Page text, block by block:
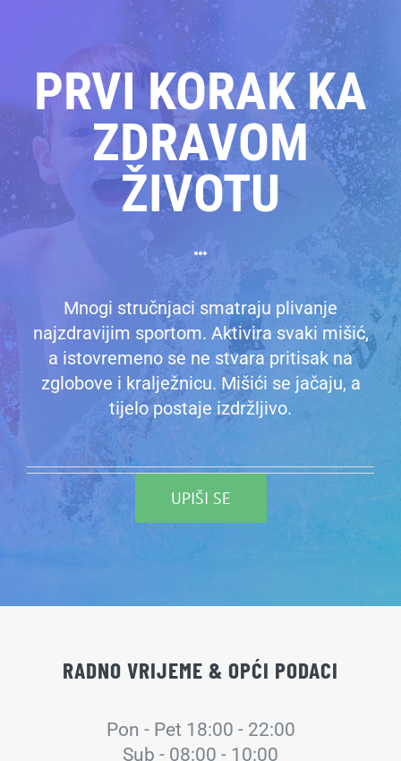
PRVI KORAK KA
ZDRAVOM
ŽIVOTU
Mnogi stručnjaci smatraju plivanje
najzdravijim sportom. Aktivira svaki mišić,
a istovremeno se ne stvara pritisak na
zglobove i kralježnicu. Mišići se jačaju, a
tijelo postaje izdržljivo.
UPIŠI SE
RADNO VRIJEME & OPĆI PODACI
Pon - Pet 18:00 - 22:00
Sub - 08:00 - 10:00